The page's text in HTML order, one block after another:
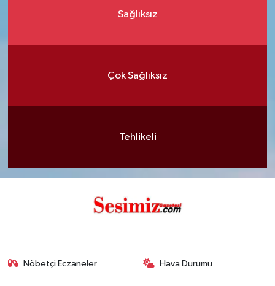
Sağlıksız
Çok Sağlıksız
Tehlikeli
Nöbetçi Eczaneler Hava Durumu